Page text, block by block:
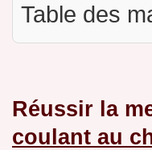
Table des
Réussir la
coulant au